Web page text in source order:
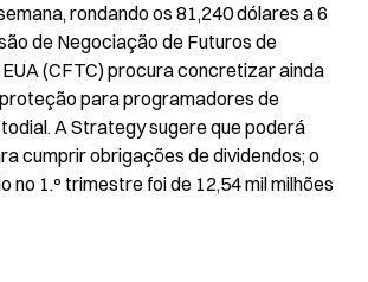
rondando os 81,240 dólares a 6
de Negociação de Futuros de
(CFTC) procura concretizar ainda
para programadores de
A Strategy sugere que poderá
cumprir obrigações de dividendos; o
no 1.º trimestre foi de 12,54 mil milhões